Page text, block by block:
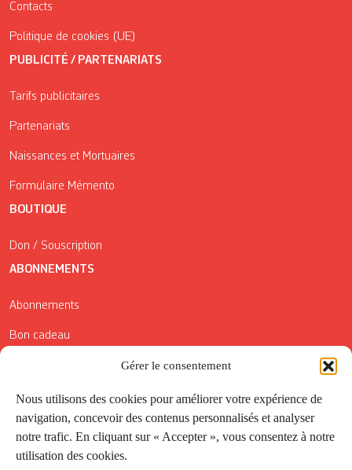
Gérer le consentement
Nous utilisons des cookies pour améliorer votre expérience de
navigation, concevoir des contenus personnalisés et analyser
notre trafic. En cliquant sur « Accepter », vous consentez à notre
utilisation des cookies.
Contacts
Politique de cookies (UE)
PUBLICITÉ / PARTENARIATS
Tarifs publicitaires
Partenariats
Naissances et Mortuaires
Formulaire Mémento
BOUTIQUE
Don / Souscription
ABONNEMENTS
Abonnements
Bon cadeau
Conditions générales de vente
Réductions de la Carte Côté Courrier
Application